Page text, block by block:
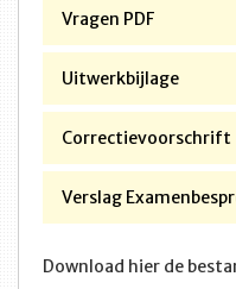
Vragen PDF
Uitwerkbijlage
Correctievoorschrift
Verslag
Download hier de